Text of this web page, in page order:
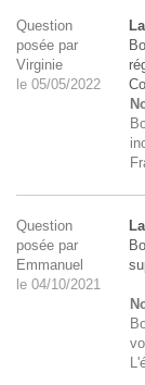
Question
posée par
Virginie
le 05/05/2022
Question
posée par
Emmanuel
le 04/10/2021